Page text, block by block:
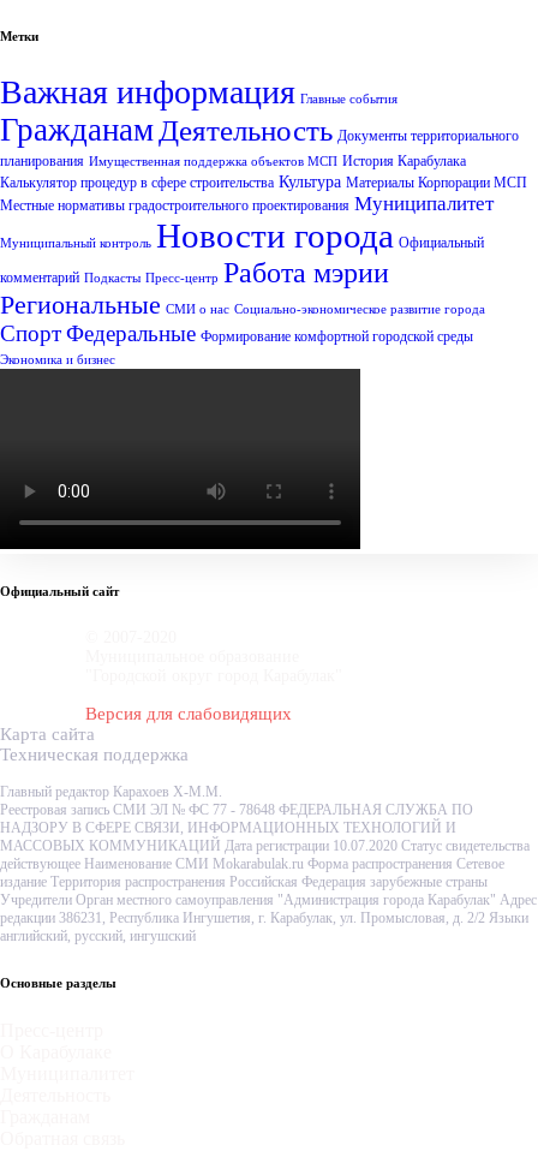
Метки
Важная информация Главные события
Гражданам Деятельность Документы территориального
планирования Имущественная поддержка объектов МСП История Карабулака
Калькулятор процедур в сфере строительства Культура Материалы Корпорации МСП
Местные нормативы градостроительного проектирования Муниципалитет
Муниципальный контроль Новости города Официальный
комментарий Подкасты Пресс-центр Работа мэрии
Региональные СМИ о нас Социально-экономическое развитие города
СпортФедеральные Формирование комфортной городской среды
Экономика и бизнес
Официальный сайт
Версия для слабовидящих
Карта сайта
Техническая поддержка
Главный редактор Карахоев Х-М.М.
Реестровая запись СМИ ЭЛ № ФС 77 - 78648 ФЕДЕРАЛЬНАЯ СЛУЖБА ПО
НАДЗОРУ В СФЕРЕ СВЯЗИ, ИНФОРМАЦИОННЫХ ТЕХНОЛОГИЙ И
МАССОВЫХ КОММУНИКАЦИЙ Дата регистрации 10.07.2020 Статус свидетельства
действующее Наименование СМИ Mokarabulak.ru Форма распространения Сетевое
издание Территория распространения Российская Федерация зарубежные страны
Учредители Орган местного самоуправления "Администрация города Карабулак" Адрес
редакции 386231, Республика Ингушетия, г. Карабулак, ул. Промысловая, д. 2/2 Языки
английский, русский, ингушский
Основные разделы